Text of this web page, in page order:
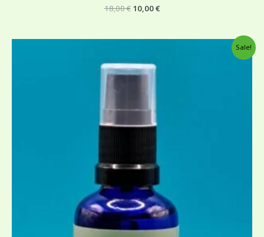
18,00€ 10,00€
Sale!
oli:
9,00 €.
is:
5,00 €.